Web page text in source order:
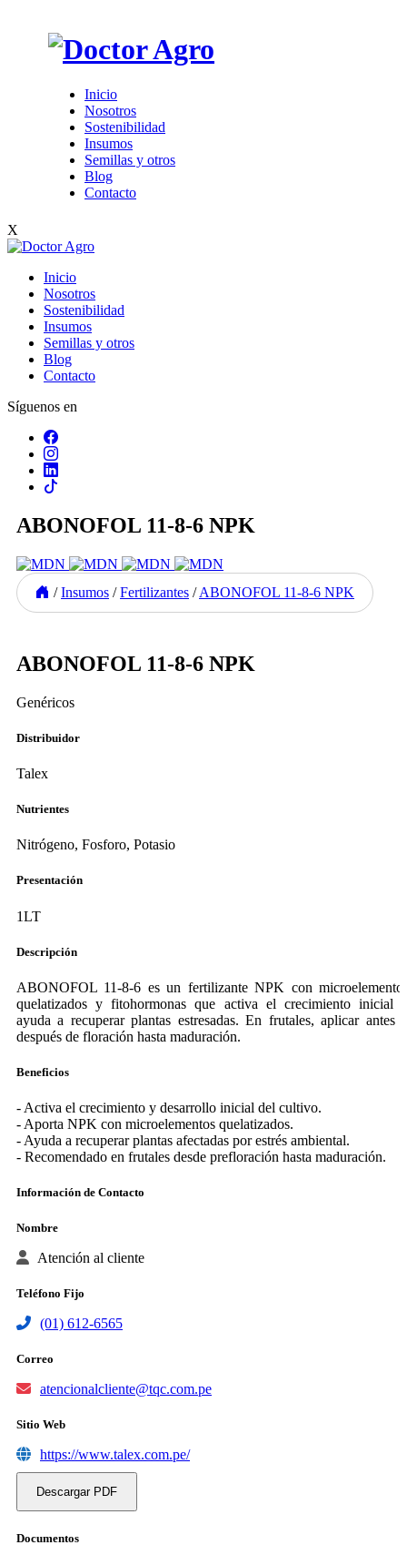
Inicio
Nosotros
Sostenibilidad
Insumos
Semillas y otros
Blog
Contacto
X
Inicio
Nosotros
Sostenibilidad
Insumos
Semillas y otros
Blog
Contacto
Síguenos en
ABONOFOL 11-8-6 NPK
/ Insumos / Fertilizantes / ABONOFOL 11-8-6 NPK
ABONOFOL 11-8-6 NPK
Genéricos
Distribuidor
Talex
Nutrientes
Nitrógeno, Fosforo, Potasio
Presentación
1LT
Descripción
ABONOFOL 11-8-6 es un fertilizante NPK con
quelatizados y fitohormonas que activa el crecimiento inicial
ayuda a recuperar plantas estresadas. En frutales, aplicar antes
después de floración hasta maduración.
Beneficios
- Activa el crecimiento y desarrollo inicial del cultivo.
- Aporta NPK con microelementos quelatizados.
- Ayuda a recuperar plantas afectadas por estrés ambiental.
- Recomendado en frutales desde prefloración hasta maduración.
Información de Contacto
Nombre
Atención al cliente
Teléfono Fijo
(01) 612-6565
Correo
atencionalcliente@tqc.com.pe
Sitio Web
https://www.talex.com.pe/
Descargar PDF
Documentos